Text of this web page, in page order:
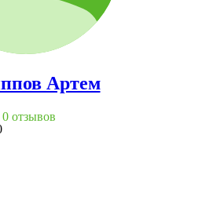
Артем
0 отзывов